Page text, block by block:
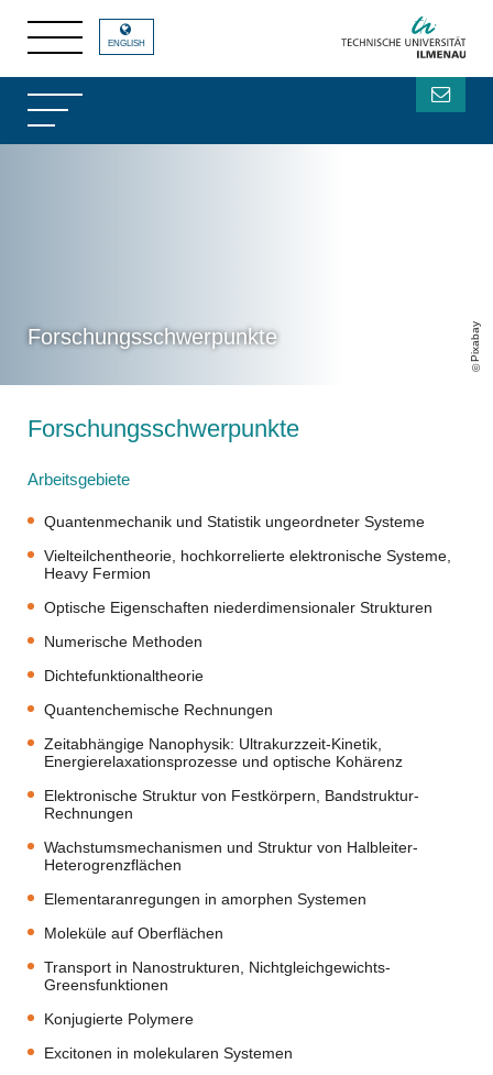
Forschungsschwerpunkte Pixabay
ENGLISH
Forschungsschwerpunkte
Arbeitsgebiete
Quantenmechanik und Statistik ungeordneter Systeme
Vielteilchentheorie, hochkorrelierte elektronische Systeme,
Heavy Fermion
Optische Eigenschaften niederdimensionaler Strukturen
Numerische Methoden
Dichtefunktionaltheorie
Quantenchemische Rechnungen
Zeitabhängige Nanophysik: Ultrakurzzeit-Kinetik,
Energierelaxationsprozesse und optische Kohärenz
Elektronische Struktur von Festkörpern, Bandstruktur-
Rechnungen
Wachstumsmechanismen und Struktur von Halbleiter-
Heterogrenzflächen
Elementaranregungen in amorphen Systemen
Moleküle auf Oberflächen
Transport in Nanostrukturen, Nichtgleichgewichts-
Greensfunktionen
Konjugierte Polymere
Excitonen in molekularen Systemen